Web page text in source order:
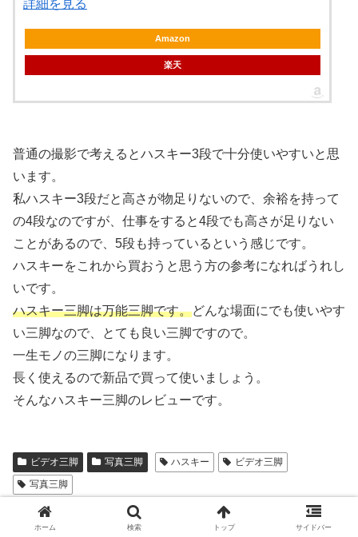
詳細を見る
Amazon
楽天
普通の撮影で考えるとハスキー3段で十分使いやすいと思
います。
私ハスキー3段だと高さが物足りないので、余裕を持って
の4段なのですが、仕事をすると4段でも高さが足りない
ことがあるので、5段も持っているという感じです。
ハスキーをこれから買おうと思う方の参考になればうれし
いです。
ハスキー三脚は万能三脚です。どんな場面にでも使いやす
い三脚なので、とても良い三脚ですので。
一生モノの三脚になります。
長く使えるので新品で買って使いましょう。
そんなハスキー三脚のレビューです。
ビデオ三脚 写真三脚 ハスキー
ビデオ三脚
写真三脚
スポンサーリンク
ホーム 検索 トップ サイドバー